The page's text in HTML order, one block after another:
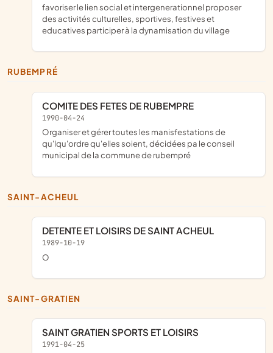
favoriser le lien social et intergenerationnel proposer
des activités culturelles, sportives, festives et
educatives participer à la dynamisation du village
RUBEMPRÉ
COMITE DES FETES DE RUBEMPRE
1990-04-24
organiser et gérer toutes les manisfestations de
qu'lqu'ordre qu'elles soient, décidées pa le conseil
municipal de la commune de rubempré
SAINT-ACHEUL
DETENTE ET LOISIRS DE SAINT ACHEUL
1989-10-19
O
SAINT-GRATIEN
SAINT GRATIEN SPORTS ET LOISIRS
1991-04-25